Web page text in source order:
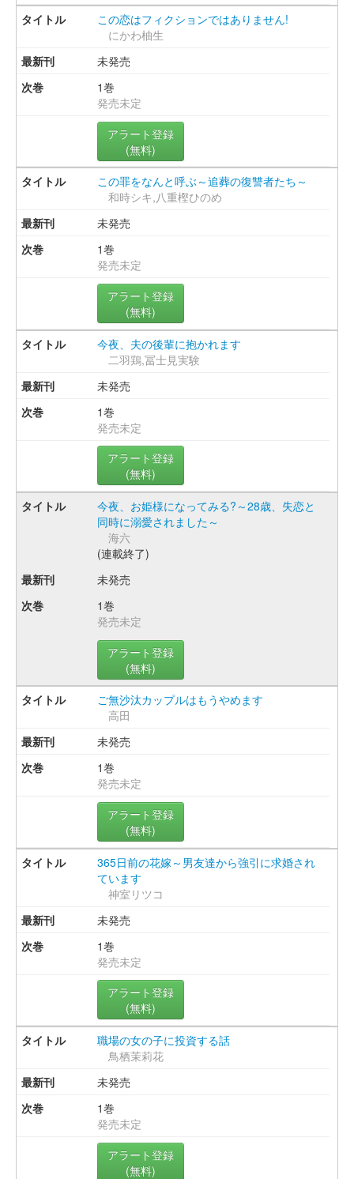
この恋はフィクションではありません!
にかわ柚生
未発売
1巻
発売未定
アラート登録
(無料)
この罪をなんと呼ぶ～追葬の復讐者たち～
和時シキ,八重樫ひのめ
未発売
1巻
発売未定
アラート登録
(無料)
今夜、夫の後輩に抱かれます
二羽鶏,冨士見実験
未発売
1巻
発売未定
アラート登録
(無料)
今夜、お姫様になってみる?～28歳、失恋と
同時に溺愛されました～
海六
(連載終了)
未発売
1巻
発売未定
アラート登録
(無料)
ご無沙汰カップルはもうやめます
高田
未発売
1巻
発売未定
アラート登録
(無料)
365日前の花嫁～男友達から強引に求婚され
ています
神室リツコ
未発売
1巻
発売未定
アラート登録
(無料)
職場の女の子に投資する話
鳥栖茉莉花
未発売
1巻
発売未定
アラート登録
(無料)